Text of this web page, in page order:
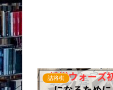
詰将棋